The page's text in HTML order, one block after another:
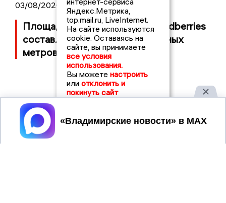
03/08/2026 14:13
Площадь пожара на складе Wildberries
составляет 100 тысяч квадратных
метров
ВЛАДИМИРСКИЕ
НОВОСТИ
2017 © NEWSVLADIMIR.RU | СИ
«Информационное агентство
Яндекс.Метрика,
top.mail.ru, LiveInternet.
На сайте используются
cookie. Оставаясь на
сайте, вы принимаете
все условия
использования.
Вы можете настроить
или отклонить и
покинуть сайт
Принять